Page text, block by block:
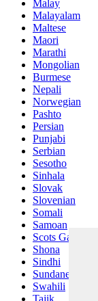
Malay
Malayalam
Maltese
Maori
Marathi
Mongolian
Burmese
Nepali
Norwegian
Pashto
Persian
Punjabi
Serbian
Sesotho
Sinhala
Slovak
Slovenian
Somali
Samoan
Scots Gaelic
Shona
Sindhi
Sundanese
Swahili